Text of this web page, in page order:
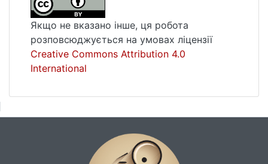
інстанцій, особливості доказування. П’ятий
розділ присвячено класифікації підстав
для зміни або скасування вироків,
включно з новаторським поглядом на їх
кримінально-процесуальну кваліфікацію. У
заключному шостому розділі аналізуються
Монографія вирізняється ґрунтовною
джерельною базою (684 посилання),
чіткою структурою та науковою
Якщо не вказано інше, ця робота
розповсюджується на умовах ліцензії
Creative Commons Attribution 4.0
International